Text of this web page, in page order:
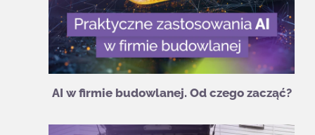
AI w firmie budowlanej. Od czego zacząć?